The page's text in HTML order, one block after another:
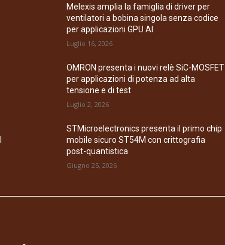
Melexis amplia la famiglia di driver per
ventilatori a bobina singola senza codice
per applicazioni GPU AI
Luglio 16, 2026
OMRON presenta i nuovi relè SiC-MOSFET
per applicazioni di potenza ad alta
tensione e di test
Luglio 2, 2026
STMicroelectronics presenta il primo chip
mobile sicuro ST54M con crittografia
post-quantistica
Giugno 25, 2026